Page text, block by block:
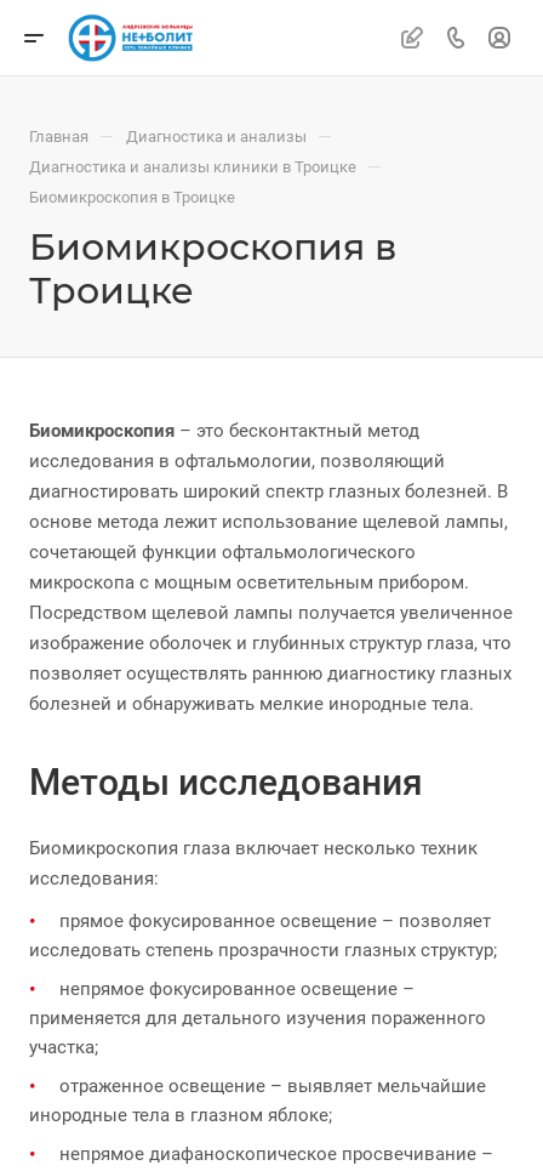
Главная — Диагностика и анализы —
Диагностика и анализы клиники в Троицке —
Биомикроскопия в Троицке
Биомикроскопия в
Троицке
Биомикроскопия – это бесконтактный метод
исследования в офтальмологии, позволяющий
диагностировать широкий спектр глазных болезней. В
основе метода лежит использование щелевой лампы,
сочетающей функции офтальмологического
микроскопа с мощным осветительным прибором.
Посредством щелевой лампы получается увеличенное
изображение оболочек и глубинных структур глаза, что
позволяет осуществлять раннюю диагностику глазных
болезней и обнаруживать мелкие инородные тела.
Методы исследования
Биомикроскопия глаза включает несколько техник
исследования:
прямое фокусированное освещение – позволяет
исследовать степень прозрачности глазных структур;
непрямое фокусированное освещение –
применяется для детального изучения пораженного
участка;
отраженное освещение – выявляет мельчайшие
инородные тела в глазном яблоке;
непрямое диафаноскопическое просвечивание –